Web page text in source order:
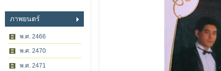
ภาพยนตร์
พ.ศ. 2466
พ.ศ. 2470
พ.ศ. 2471